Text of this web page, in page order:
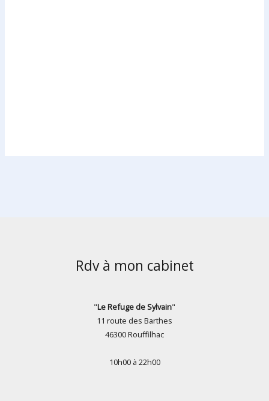
Rdv à mon cabinet
"Le Refuge de Sylvain"
11 route des Barthes
46300 Rouffilhac
10h00 à 22h00